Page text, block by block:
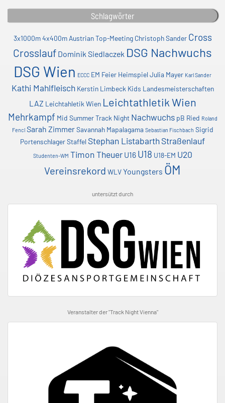
Schlagwörter
3x1000m 4x400m Austrian Top-Meeting Christoph Sander Cross
Crosslauf Dominik Siedlaczek DSG Nachwuchs
DSG Wien ECCC EM Feier Heimspiel Julia Mayer Karl Sander
Kathi Mahlfleisch Kerstin Limbeck Kids Landesmeisterschaften
LAZ Leichtahletik Wien Leichtathletik Wien
Mehrkampf Mid Summer Track Night Nachwuchs pB Ried Roland
Fencl Sarah Zimmer Savannah Mapalagama Sebastian Fischbach Sigrid
PortenschlagerStaffel Stephan ListabarthStraßenlauf
Studenten-WM Timon Theuer U16 U18 U18-EM U20
Vereinsrekord WLVYoungsters ÖM
untersützt durch
Veranstalter der "Track Night Vienna"